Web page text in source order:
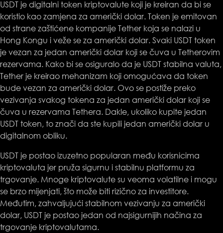
USDT je digitalni token kriptovalute koji je kreiran da bi se
koristio kao zamjena za američki dolar. Token je emitovan
od strane zaštićene kompanije Tether koja se nalazi u
Hong Kongu i veže se za američki dolar. Svaki USDT token
je vezan za jedan američki dolar koji se čuva u Tetherovim
rezervama. Kako bi se osiguralo da je USDT stabilna valuta,
Tether je kreirao mehanizam koji omogućava da token
bude vezan za američki dolar. Ovo se postiže preko
vezivanja svakog tokena za jedan američki dolar koji se
čuva u rezervama Tethera. Dakle, ukoliko kupite jedan
USDT token, to znači da ste kupili jedan američki dolar u
digitalnom obliku.
USDT je postao izuzetno popularan među korisnicima
kriptovaluta jer pruža sigurnu i stabilnu platformu za
trgovanje. Mnoge kriptovalute su veoma volatilne i mogu
se brzo mijenjati, što može biti rizično za investitore.
Međutim, zahvaljujući stabilnom vezivanju za američki
dolar, USDT je postao jedan od najsigurnijih načina za
trgovanje kriptovalutama.